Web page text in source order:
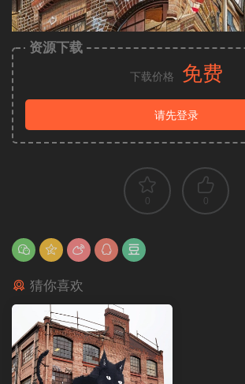
资源下载
下载价格 免费
请先登录
0 0
猜你喜欢